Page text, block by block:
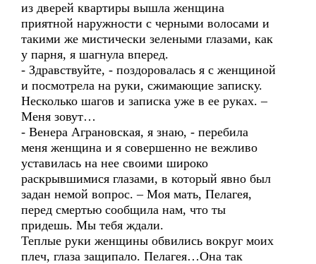
из дверей квартиры вышла женщина
приятной наружности с черными волосами и
такими же мистически зелеными глазами, как
у парня, я шагнула вперед.
- Здравствуйте, - поздоровалась я с женщиной
и посмотрела на руки, сжимающие записку.
Несколько шагов и записка уже в ее руках. –
Меня зовут…
- Венера Аграновская, я знаю, - перебила
меня женщина и я совершенно не вежливо
уставилась на нее своими широко
раскрывшимися глазами, в который явно был
задан немой вопрос. – Моя мать, Пелагея,
перед смертью сообщила нам, что ты
придешь. Мы тебя ждали.
Теплые руки женщины обвились вокруг моих
плеч, глаза защипало. Пелагея…Она так